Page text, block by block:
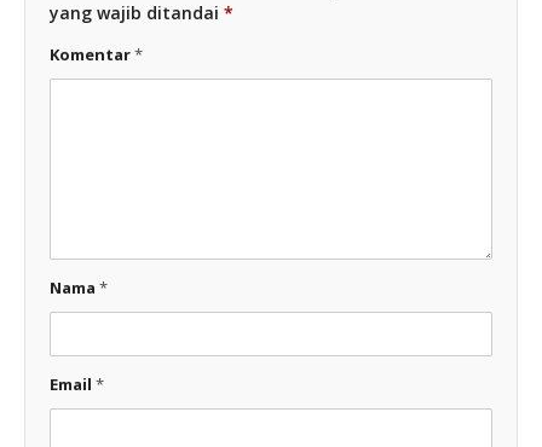
yang wajib ditandai *
Komentar*
Nama *
Email *